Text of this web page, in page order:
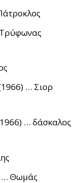
… Σιορ
… δάσκαλος
… Θωμάς